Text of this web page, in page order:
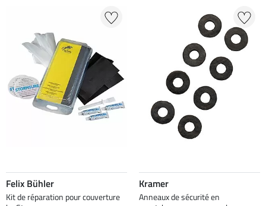
Felix Bühler
Kit de réparation pour couverture
Kramer
Anneaux de sécurité en